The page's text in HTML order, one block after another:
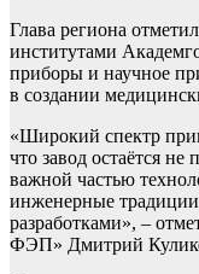
Глава региона
институтами
приборы и научное
в создании
«Широкий спектр
что завод остаётся
важной частью
инженерные
разработками», –
ФЭП» Дмитрий